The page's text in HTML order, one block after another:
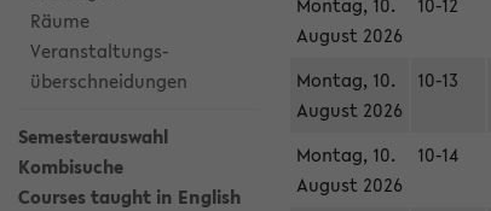
Räume
Veranstaltungs-
überschneidungen
Semesterauswahl
Kombisuche
Courses taught in English
August 2026
Montag, 10.
August 2026
10-13
Montag, 10.
August 2026
10-14